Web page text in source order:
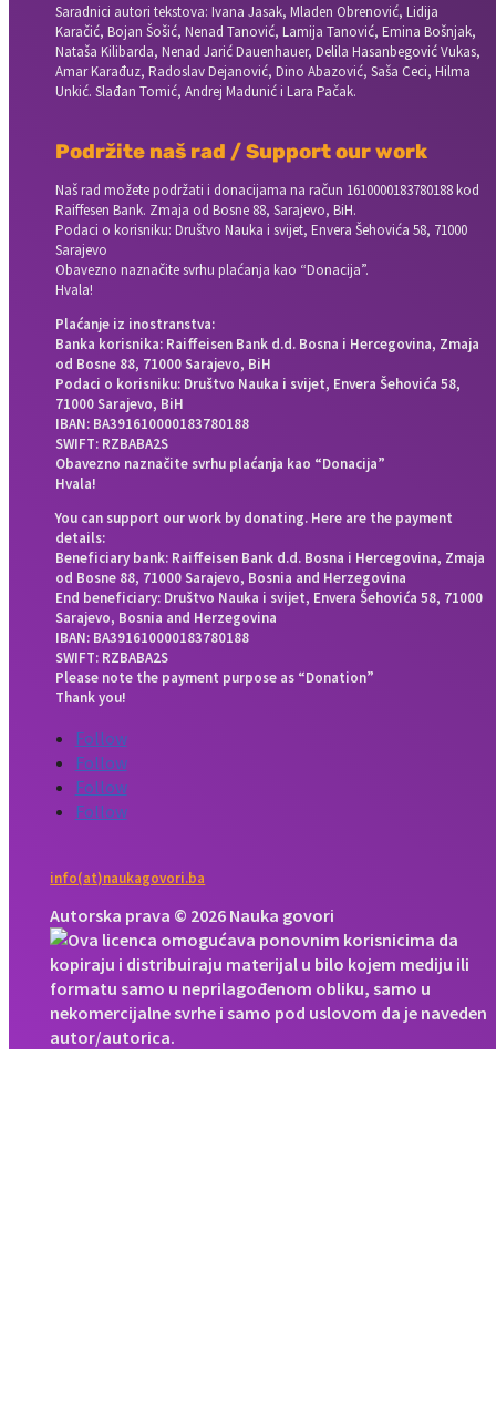
Saradnici autori tekstova: Ivana Jasak, Mladen Obrenović, Lidija
Karačić, Bojan Šošić, Nenad Tanović, Lamija Tanović, Emina Bošnjak,
Nataša Kilibarda, Nenad Jarić Dauenhauer, Delila Hasanbegović Vukas,
Amar Karađuz, Radoslav Dejanović, Dino Abazović, Saša Ceci, Hilma
Unkić. Slađan Tomić, Andrej Madunić i Lara Pačak.
Podržite naš rad / Support our work
Naš rad možete podržati i donacijama na račun 1610000183780188 kod
Raiffesen Bank. Zmaja od Bosne 88, Sarajevo, BiH.
Podaci o korisniku: Društvo Nauka i svijet, Envera Šehovića 58, 71000
Sarajevo
Obavezno naznačite svrhu plaćanja kao “Donacija”.
Hvala!
Plaćanje iz inostranstva:
Banka korisnika: Raiffeisen Bank d.d. Bosna i Hercegovina, Zmaja
od Bosne 88, 71000 Sarajevo, BiH
Podaci o korisniku: Društvo Nauka i svijet, Envera Šehovića 58,
71000 Sarajevo, BiH
IBAN: BA391610000183780188
SWIFT: RZBABA2S
Obavezno naznačite svrhu plaćanja kao “Donacija”
Hvala!
You can support our work by donating. Here are the payment
details:
Beneficiary bank: Raiffeisen Bank d.d. Bosna i Hercegovina, Zmaja
od Bosne 88, 71000 Sarajevo, Bosnia and Herzegovina
End beneficiary: Društvo Nauka i svijet, Envera Šehovića 58, 71000
Sarajevo, Bosnia and Herzegovina
IBAN: BA391610000183780188
SWIFT: RZBABA2S
Please note the payment purpose as “Donation”
Thank you!
Follow
Follow
Follow
Follow
info(at)naukagovori.ba
Autorska prava © 2026 Nauka govori